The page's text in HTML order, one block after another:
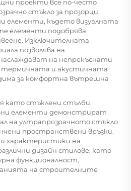
проекти все по-често
стъкло за прозорци,
елементи, където визуалната
елементи подобрява
Изключителната
позволява на
на непрекъснати
термичната и акустичната
за комфортна вътрешна
като стъклени стълби,
елементи демонстрират
на ултрапрозрачното стъкло
пространствени връзки.
характеристики на
дизайн стилове, като
функционалност,
на строителните